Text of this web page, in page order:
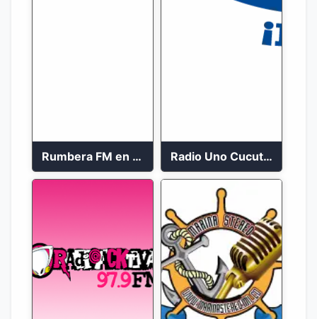
Rumbera FM en vivo 24/7 Radio Uno Cucuta 91.7 FM